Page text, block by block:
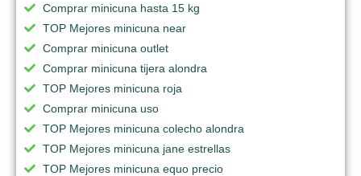
Comprar minicuna hasta 15 kg
TOP Mejores minicuna near
Comprar minicuna outlet
Comprar minicuna tijera alondra
TOP Mejores minicuna roja
Comprar minicuna uso
TOP Mejores minicuna colecho alondra
TOP Mejores minicuna jane estrellas
TOP Mejores minicuna equo precio